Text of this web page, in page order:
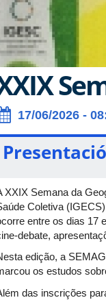
17/06/2026 -
XXIX Semana da
Coletiva
entre os dias 17
debate,
edição, a
os estudos
das inscrições